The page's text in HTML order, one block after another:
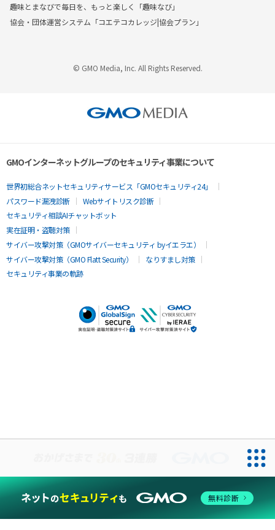
趣味とまなびで毎日を、もっと楽しく「趣味なび」
協会・団体運営システム「コエテコカレッジ|協会プラン」
© GMO Media, Inc. All Rights Reserved.
GMOインターネットグループのセキュリティ事業について
世界初総合ネットセキュリティサービス「GMOセキュリティ24」
パスワード漏洩診断
Webサイトリスク診断
セキュリティ相談AIチャットボット
実在証明・盗聴対策
サイバー攻撃対策（GMOサイバーセキュリティ byイエラエ）
サイバー攻撃対策（GMO Flatt Security）
なりすまし対策
セキュリティ事業の軌跡
無料診断